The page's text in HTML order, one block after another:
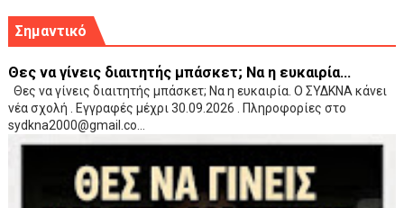
Σημαντικό
Θες να γίνεις διαιτητής μπάσκετ; Να η ευκαιρία...
Θες να γίνεις διαιτητής μπάσκετ; Να η ευκαιρία. Ο ΣΥΔΚΝΑ κάνει
νέα σχολή . Εγγραφές μέχρι 30.09.2026 . Πληροφορίες στο
sydkna2000@gmail.co...